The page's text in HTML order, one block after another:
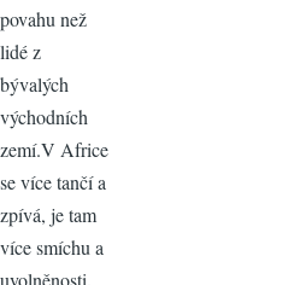
povahu než
lidé z
bývalých
východních
zemí.V Africe
se více tančí a
zpívá, je tam
více smíchu a
uvolněnosti.